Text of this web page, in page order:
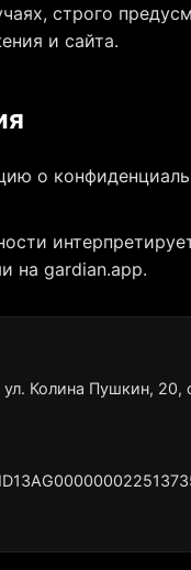
строго
и сайта.
о
на gardian.app.
Колина Пушкин, 20,